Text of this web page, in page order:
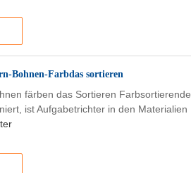
Bohnen-Farbdas sortieren
färben das Sortieren Farbsortierende
ist Aufgabetrichter in den Materialien